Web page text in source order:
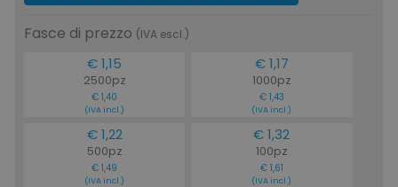
Fasce di prezzo (IVA escl.)
€ 1,15
2500pz
€ 1,40
(IVA incl.)
€ 1,17
1000pz
€ 1,43
(IVA incl.)
€ 1,22
500pz
€ 1,49
(IVA incl.)
€ 1,32
100pz
€ 1,61
(IVA incl.)